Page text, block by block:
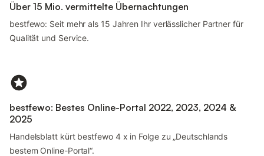
Über 15 Mio. vermittelte Übernachtungen
bestfewo: Seit mehr als 15 Jahren Ihr verlässlicher Partner für
Qualität und Service.
bestfewo: Bestes Online-Portal 2022, 2023, 2024 &
2025
Handelsblatt kürt bestfewo 4 x in Folge zu „Deutschlands
bestem Online-Portal“.